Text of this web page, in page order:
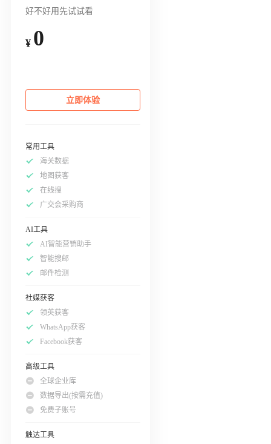
好不好用先试试看
¥ 0
立即体验
常用工具
海关数据
地图获客
在线搜
广交会采购商
AI工具
AI智能营销助手
智能搜邮
邮件检测
社媒获客
领英获客
WhatsApp获客
Facebook获客
高级工具
全球企业库
数据导出(按需充值)
免费子账号
触达工具